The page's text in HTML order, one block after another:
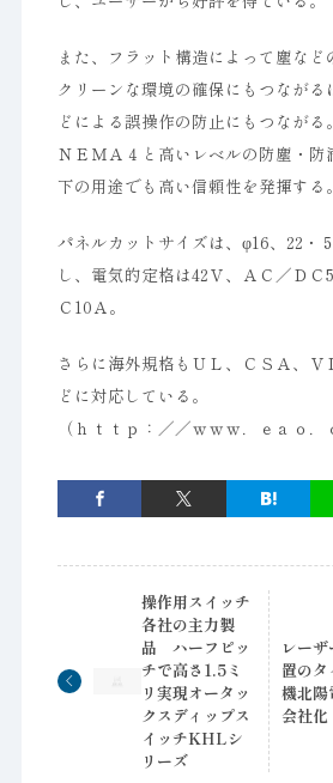
また、フラット構造によって塵など
クリーンな環境の確保にもつながる
どによる誤操作の防止にもつながる
ＮＥＭＡ４と高いレベルの防塵・防
下の用途でも高い信頼性を発揮する。
パネルカットサイズは、φ16、22・
し、電気的定格は42Ｖ、ＡＣ／Ｄ
Ｃ10Ａ。
さらに海外規格もＵＬ、ＣＳＡ、Ｖ
どに対応している。
（ｈｔｔｐ：／／ｗｗｗ．ｅａｏ．
操作用スイッチ
各社の主力製
品 ハーフピッ
チで高さ1.5ミ
リ実現オータッ
クスディップス
イッチKHLシ
リーズ
レー
置の
機北陽
会社化